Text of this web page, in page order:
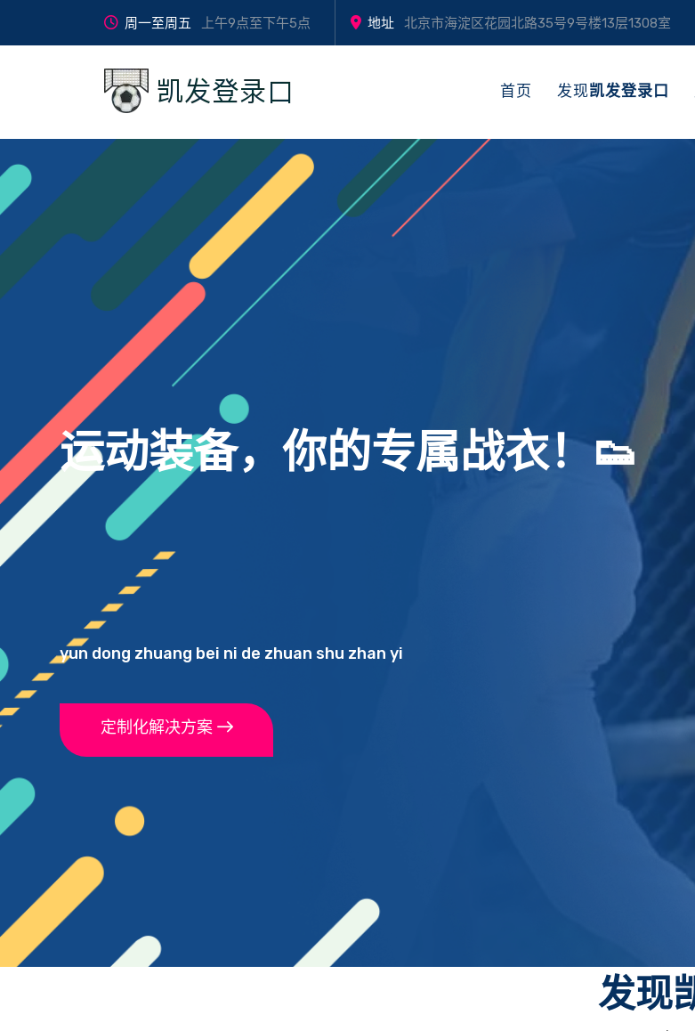
周一至周五 上午9点至下午5点 地址 北京市海淀区花园北路35号9号楼13层1308室
首页 发现凯发登录口
运动装备， 你的专属战衣！👟
yun dong zhuang bei ni de zhuan shu zhan yi
定制化解决方案
差直
播，
精彩
不错
过！
📺
shi
cha
zhi
bo
jing
解
我
的
品
赛
事，
一触
即
发！
⚽
xue
sai
yi
chu
ji
题
反
发现